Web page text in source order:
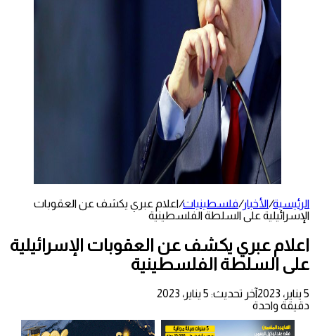
الرئيسية/الأخبار/فلسطينيات/اعلام عبري يكشف عن العقوبات
الإسرائيلية على السلطة الفلسطينية
اعلام عبري يكشف عن العقوبات الإسرائيلية
على السلطة الفلسطينية
5 يناير، 2023
آخر تحديث: 5 يناير، 2023
دقيقة واحدة